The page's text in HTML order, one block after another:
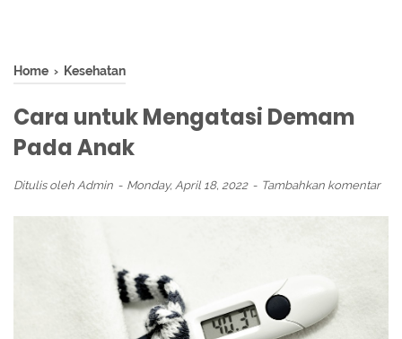
Home › Kesehatan
Cara untuk Mengatasi Demam
Pada Anak
Ditulis oleh Admin Monday, April 18, 2022 Tambahkan komentar